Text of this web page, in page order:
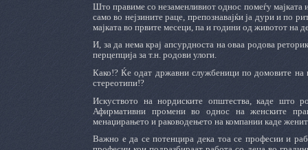
Што правиме со незаменливиот однос помеѓу мајката
само во нејзините раце, препознавајќи ја дури и по
мајката во првите месеци, па и години од животот на
И, за да нема крај апсурдноста на оваа родова
перцепција за т.н. родови улоги.
Како!? Ќе одат државни службеници по домовите на
стереотипи!?
Искуството на нордиските општества, каде што
Афирмативни промени во однос на женските
менаџирањето и раководењето на компании каде
Важно е да се потенцира дека тоа се професии и